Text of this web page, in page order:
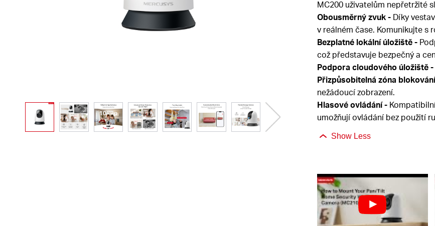
MC200 uživatelům nepřetržité
Obousměrný zvuk -Díky
v reálném čase. Komunikujte s
Bezplatné lokální úložiště -
což představuje bezpečný a
Podpora cloudového úložiště -
Přizpůsobitelná zóna
nežádoucí zobrazení.
Hlasové ovládání -
umožňují ovládání bez použití
Show Less